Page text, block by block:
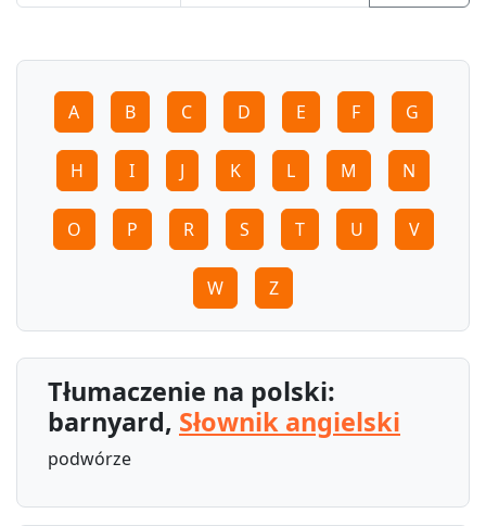
A B C D E F G
H I J K L M N
O P R S T U V
W Z
Tłumaczenie na polski:
barnyard, Słownik angielski
podwórze